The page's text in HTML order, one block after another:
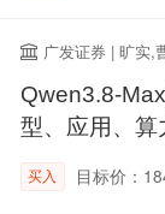
广发证券 | 旷实,
Qwen3.8-
型、应用、算
买入 目标价：